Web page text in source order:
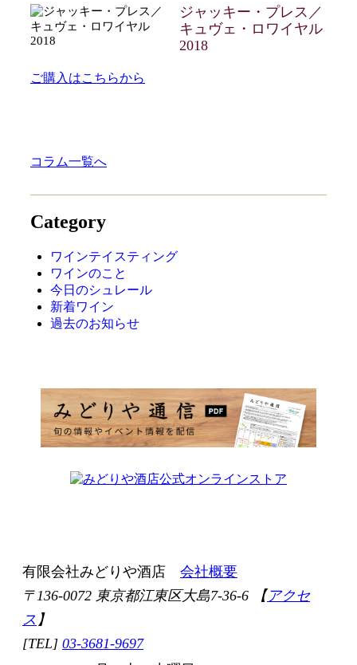
ジャッキー・プレス／
キュヴェ・ロワイヤル
2018
ご購入はこちらから
コラム一覧へ
Category
ワインテイスティング
ワインのこと
今日のシュレール
新着ワイン
過去のお知らせ
有限会社みどりや酒店 会社概要
〒136-0072 東京都江東区大島7-36-6 【アクセ
ス 】
[TEL] 03-3681-9697